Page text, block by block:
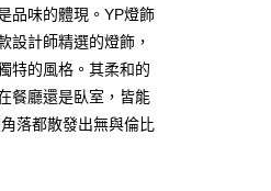
方式。 讓您購物簡單
品味的體現。YP燈飾
設計師精選的燈飾，
特的風格。其柔和的
餐廳還是臥室，皆能
落都散發出無與倫比